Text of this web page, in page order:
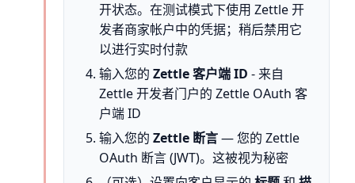
开状态。在测试模式下使用 Zettle 开
发者商家帐户中的凭据；稍后禁用它
以进行实时付款
输入您的 Zettle 客户端 ID - 来自
Zettle 开发者门户的 Zettle OAuth 客
户端 ID
输入您的 Zettle 断言— 您的 Zettle
OAuth 断言 (JWT)。这被视为秘密